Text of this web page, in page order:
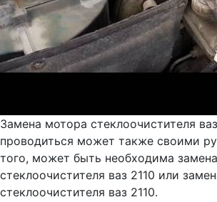
Замена мотора стеклоочистителя
проводиться может также своими
того, может быть необходима
стеклоочистителя ваз 2110 или
стеклоочистителя ваз 2110.